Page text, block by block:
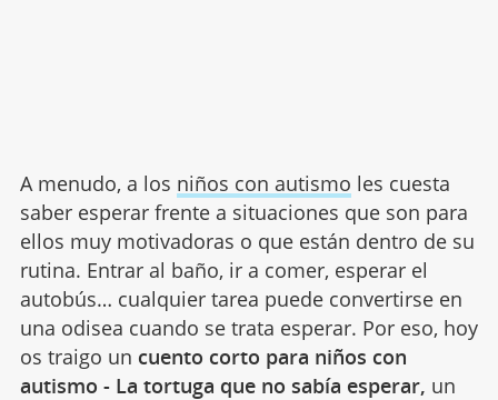
A menudo, a los niños con autismo les cuesta
saber esperar frente a situaciones que son para
ellos muy motivadoras o que están dentro de su
rutina. Entrar al baño, ir a comer, esperar el
autobús… cualquier tarea puede convertirse en
una odisea cuando se trata esperar. Por eso, hoy
os traigo un cuento corto para niños con
autismo - La tortuga que no sabía esperar, un